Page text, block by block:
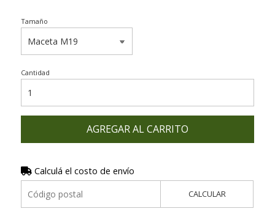
Tamaño
Cantidad
AGREGAR AL CARRITO
Calculá el costo de envío
CALCULAR